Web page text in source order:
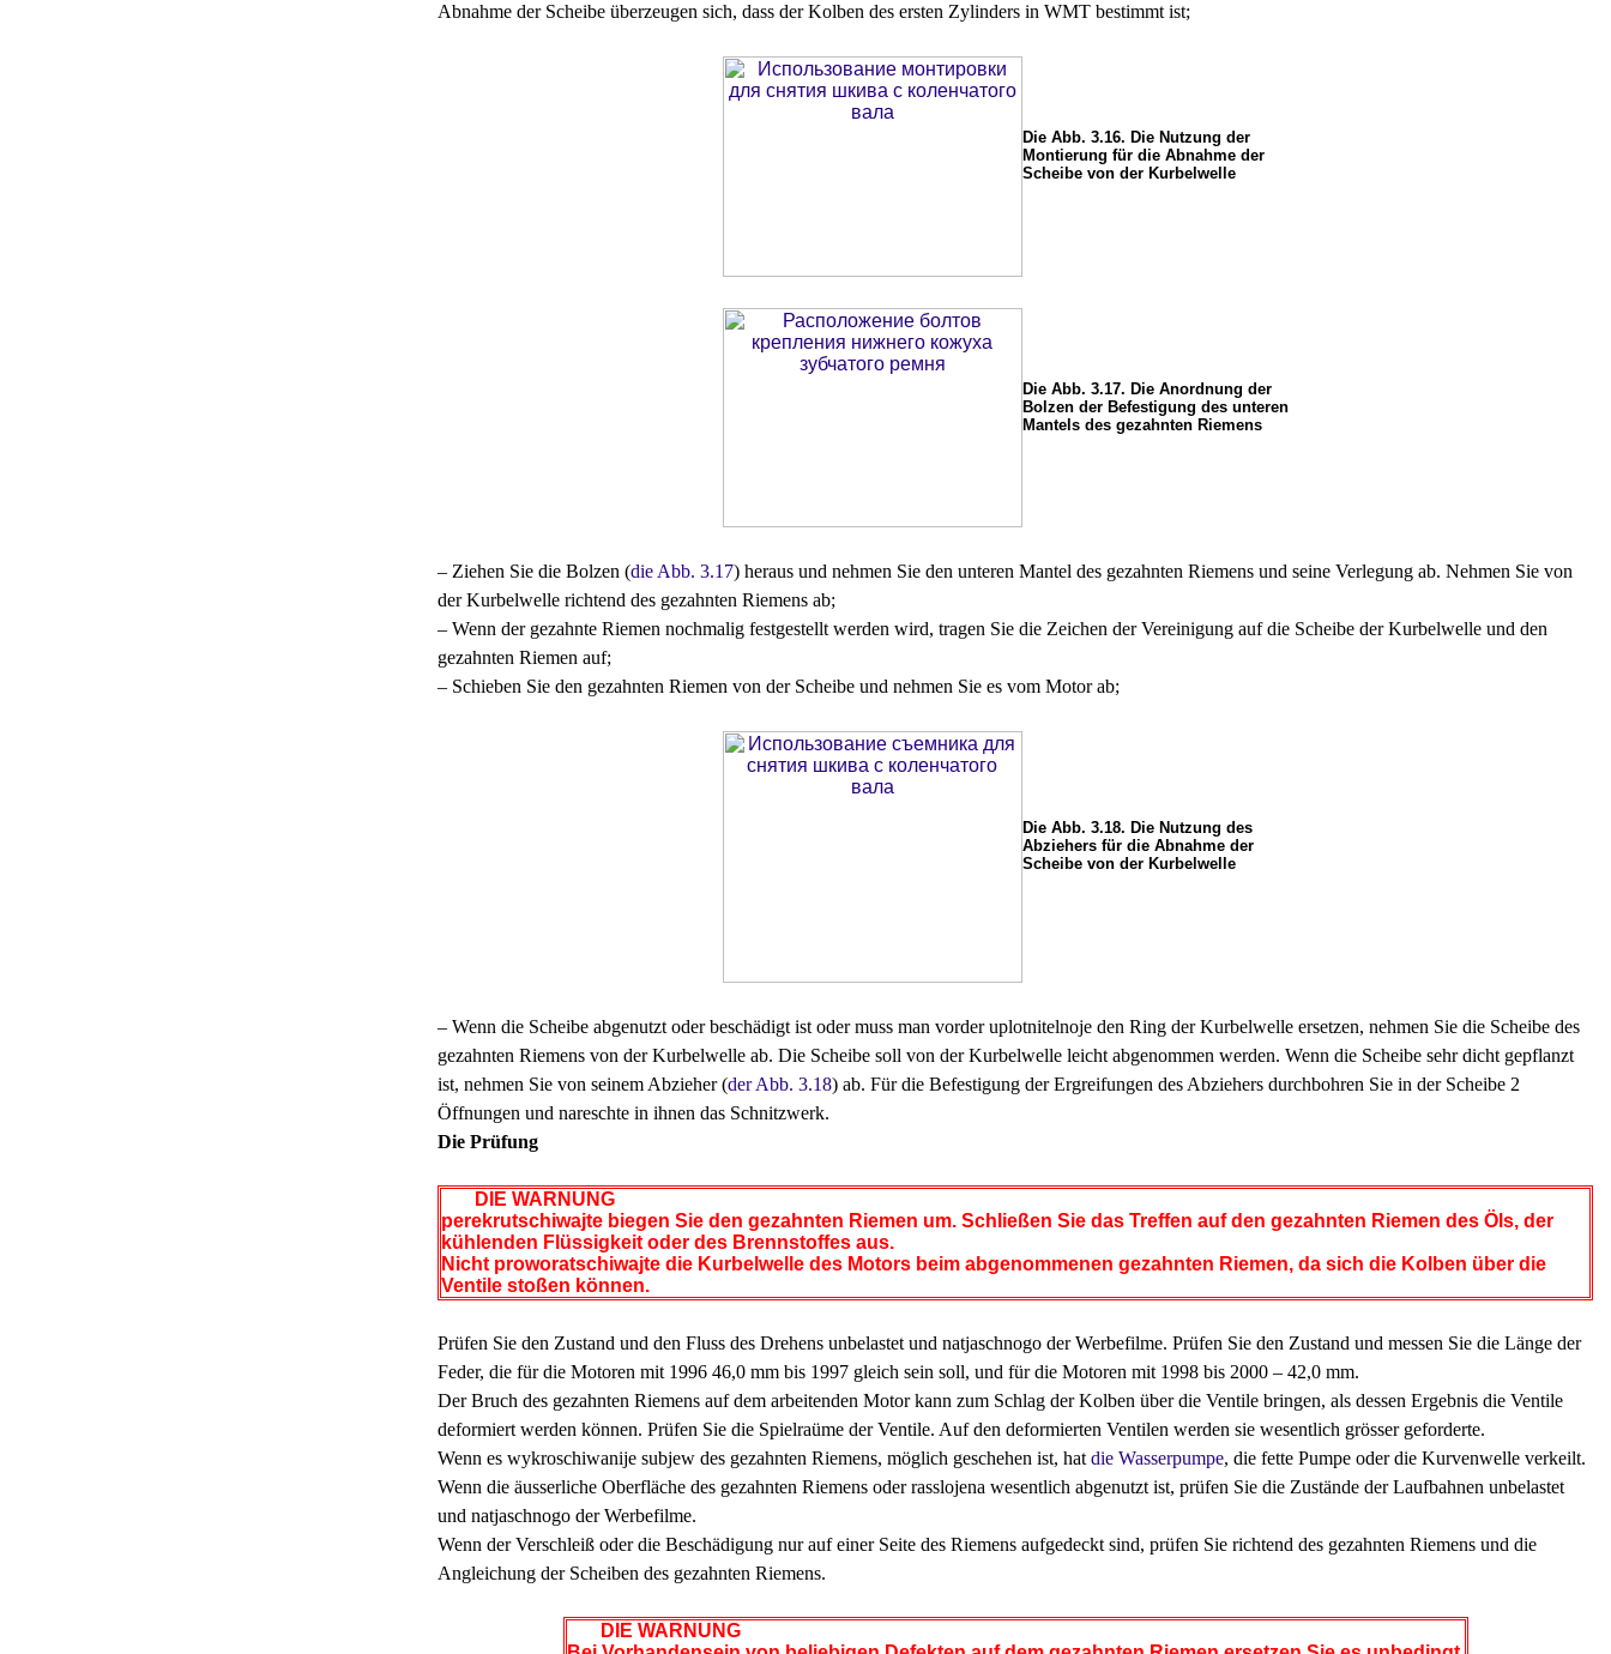
Abnahme der Scheibe überzeugen sich, dass der Kolben des ersten Zylinders in WMT bestimmt ist;
Die Abb. 3.16. Die Nutzung der
Montierung für die Abnahme der
Scheibe von der Kurbelwelle
Die Abb. 3.17. Die Anordnung der
Bolzen der Befestigung des unteren
Mantels des gezahnten Riemens
– Ziehen Sie die Bolzen (die Abb. 3.17) heraus und nehmen Sie den unteren Mantel des gezahnten Riemens und seine Verlegung ab. Nehmen Sie von
der Kurbelwelle richtend des gezahnten Riemens ab;
– Wenn der gezahnte Riemen nochmalig festgestellt werden wird, tragen Sie die Zeichen der Vereinigung auf die Scheibe der Kurbelwelle und den
gezahnten Riemen auf;
– Schieben Sie den gezahnten Riemen von der Scheibe und nehmen Sie es vom Motor ab;
Die Abb. 3.18. Die Nutzung des
Abziehers für die Abnahme der
Scheibe von der Kurbelwelle
– Wenn die Scheibe abgenutzt oder beschädigt ist oder muss man vorder uplotnitelnoje den Ring der Kurbelwelle ersetzen, nehmen Sie die Scheibe des
gezahnten Riemens von der Kurbelwelle ab. Die Scheibe soll von der Kurbelwelle leicht abgenommen werden. Wenn die Scheibe sehr dicht gepflanzt
ist, nehmen Sie von seinem Abzieher (der Abb. 3.18) ab. Für die Befestigung der Ergreifungen des Abziehers durchbohren Sie in der Scheibe 2
Öffnungen und nareschte in ihnen das Schnitzwerk.
Die Prüfung
DIE WARNUNG
perekrutschiwajte biegen Sie den gezahnten Riemen um. Schließen Sie das Treffen auf den gezahnten Riemen des Öls, der
kühlenden Flüssigkeit oder des Brennstoffes aus.
Nicht proworatschiwajte die Kurbelwelle des Motors beim abgenommenen gezahnten Riemen, da sich die Kolben über die
Ventile stoßen können.
Prüfen Sie den Zustand und den Fluss des Drehens unbelastet und natjaschnogo der Werbefilme. Prüfen Sie den Zustand und messen Sie die Länge der
Feder, die für die Motoren mit 1996 46,0 mm bis 1997 gleich sein soll, und für die Motoren mit 1998 bis 2000 – 42,0 mm.
Der Bruch des gezahnten Riemens auf dem arbeitenden Motor kann zum Schlag der Kolben über die Ventile bringen, als dessen Ergebnis die Ventile
deformiert werden können. Prüfen Sie die Spielraüme der Ventile. Auf den deformierten Ventilen werden sie wesentlich grösser geforderte.
Wenn es wykroschiwanije subjew des gezahnten Riemens, möglich geschehen ist, hat die Wasserpumpe, die fette Pumpe oder die Kurvenwelle verkeilt.
Wenn die äusserliche Oberfläche des gezahnten Riemens oder rasslojena wesentlich abgenutzt ist, prüfen Sie die Zustände der Laufbahnen unbelastet
und natjaschnogo der Werbefilme.
Wenn der Verschleiß oder die Beschädigung nur auf einer Seite des Riemens aufgedeckt sind, prüfen Sie richtend des gezahnten Riemens und die
Angleichung der Scheiben des gezahnten Riemens.
DIE WARNUNG